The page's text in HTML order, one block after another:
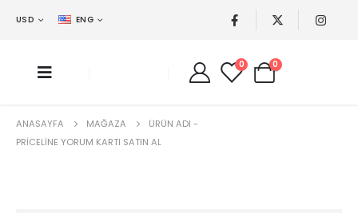
USD ENG
0 0
ANASAYFA MAĞAZA
ÜRÜN ADI -
PRICELINE YORUM KARTI SATIN AL